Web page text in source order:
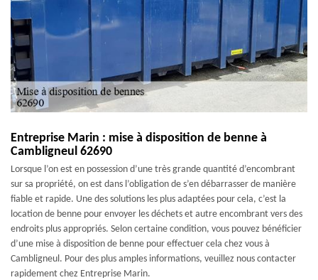
Entreprise Marin : mise à disposition de benne à
Cambligneul 62690
Lorsque l’on est en possession d’une très grande quantité d’encombrant
sur sa propriété, on est dans l’obligation de s’en débarrasser de manière
fiable et rapide. Une des solutions les plus adaptées pour cela, c’est la
location de benne pour envoyer les déchets et autre encombrant vers des
endroits plus appropriés. Selon certaine condition, vous pouvez bénéficier
d’une mise à disposition de benne pour effectuer cela chez vous à
Cambligneul. Pour des plus amples informations, veuillez nous contacter
rapidement chez Entreprise Marin.